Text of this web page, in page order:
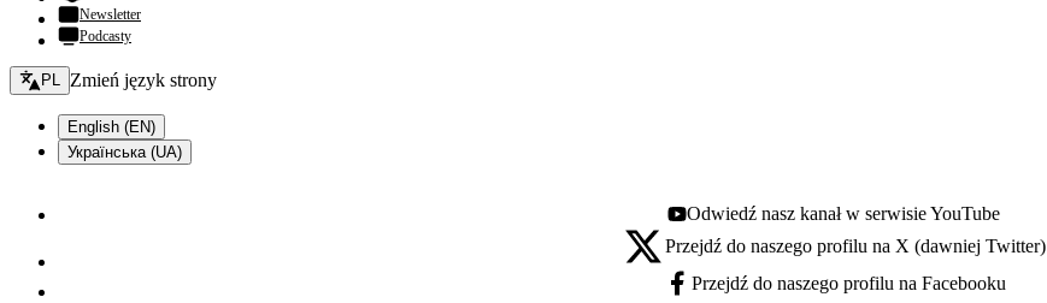
Newsletter
Podcasty
Zmień język - bieżący:
PL Zmień język strony
English (EN)
Українська (UA)
Youtube - otwiera się w nowej karcie
Odwiedź nasz kanał w serwisie YouTube
X - otwiera się w nowej karcie
Przejdź do naszego profilu na X (dawniej Twitter)
Facebook - otwiera się w nowej karcie
Przejdź do naszego profilu na Facebooku